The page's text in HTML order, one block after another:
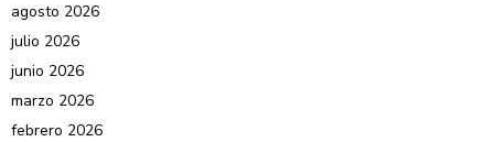
agosto 2026
julio 2026
junio 2026
marzo 2026
febrero 2026